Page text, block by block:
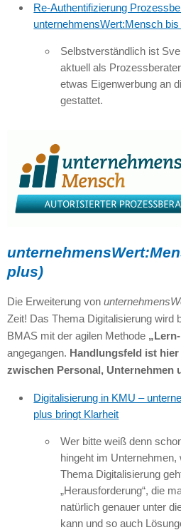
Re-Authentifizierung
unternehmensWert:Mensch
Selbstverständlich ist
aktuell als
etwas Eigenwerbung an
gestattet.
plus)
Die Erweiterung von
Zeit! Das Thema Digitalisierung wird
BMAS mit der agilen Methode
angegangen. Handlungsfeld ist
zwischen Personal, Unternehmen
Digitalisierung in KMU –
plus bringt Klarheit
Wer bitte weiß denn
hingeht im Unternehmen,
Thema Digitalisierung
„Herausforderung“, die
natürlich genauer unter
kann und so auch